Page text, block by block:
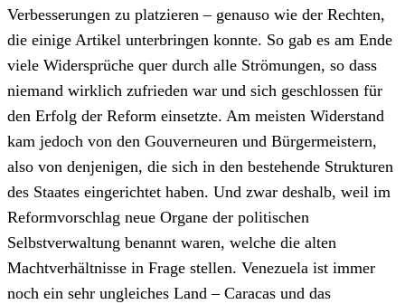
Verbesserungen zu platzieren – genauso wie der Rechten,
die einige Artikel unterbringen konnte. So gab es am Ende
viele Widersprüche quer durch alle Strömungen, so dass
niemand wirklich zufrieden war und sich geschlossen für
den Erfolg der Reform einsetzte. Am meisten Widerstand
kam jedoch von den Gouverneuren und Bürgermeistern,
also von denjenigen, die sich in den bestehende Strukturen
des Staates eingerichtet haben. Und zwar deshalb, weil im
Reformvorschlag neue Organe der politischen
Selbstverwaltung benannt waren, welche die alten
Machtverhältnisse in Frage stellen. Venezuela ist immer
noch ein sehr ungleiches Land – Caracas und das